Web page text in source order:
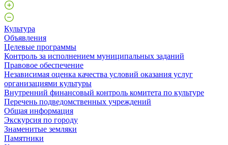
Культура
Объявления
Целевые программы
Контроль за исполнением муниципальных заданий
Правовое обеспечение
Независимая оценка качества условий оказания услуг
организациями культуры
Внутренний финансовый контроль комитета по культуре
Перечень подведомственных учреждений
Общая информация
Экскурсия по городу
Знаменитые земляки
Памятники